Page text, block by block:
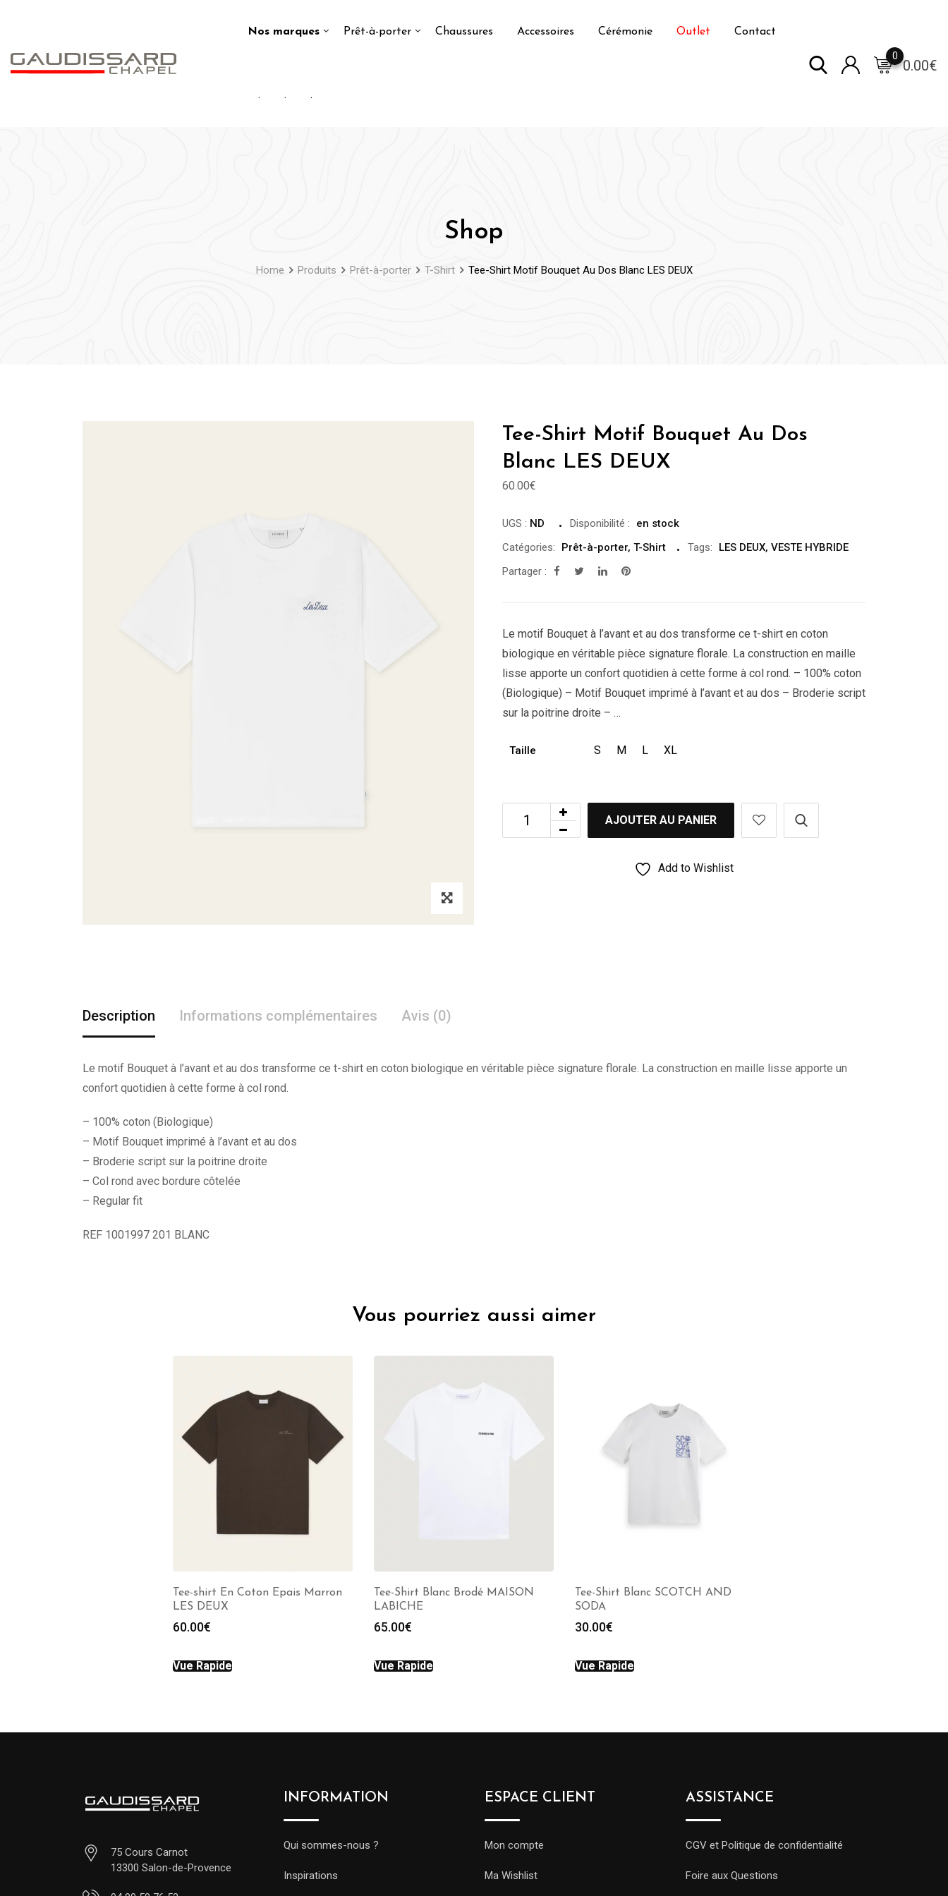
Nos marques Prêt-à-porter Chaussures Accessoires Cérémonie Outlet Contact
. . .
0.00€
0
Shop
Home Produits Prêt-à-porter T-Shirt Tee-Shirt Motif Bouquet Au Dos Blanc LES DEUX
Tee-Shirt Motif Bouquet Au Dos
Blanc LES DEUX
60.00€
UGS : ND Disponibilité :
en stock
Catégories:
Prêt-à-porter, T-Shirt Tags: LES DEUX, VESTE HYBRIDE
Partager :
Le motif Bouquet à l’avant et au dos transforme ce t-shirt en coton
biologique en véritable pièce signature florale. La construction en maille
lisse apporte un confort quotidien à cette forme à col rond. – 100% coton
(Biologique) – Motif Bouquet imprimé à l’avant et au dos – Broderie script
sur la poitrine droite – …
Taille S M L XL
AJOUTER AU PANIER
Add to Wishlist
Description Informations complémentaires Avis (0)
Le motif Bouquet à l’avant et au dos transforme ce t-shirt en coton biologique en véritable pièce signature florale. La construction en maille lisse apporte un
confort quotidien à cette forme à col rond.
– 100% coton (Biologique)
– Motif Bouquet imprimé à l’avant et au dos
– Broderie script sur la poitrine droite
– Col rond avec bordure côtelée
– Regular fit
REF 1001997 201 BLANC
Vous pourriez aussi aimer
Tee-shirt En Coton Epais Marron
LES DEUX
60.00€
Vue Rapide
Tee-Shirt Blanc Brodé MAISON
LABICHE
65.00€
Vue Rapide
Tee-Shirt Blanc SCOTCH AND
SODA
30.00€
Vue Rapide
75 Cours Carnot
13300 Salon-de-Provence
INFORMATION
Qui sommes-nous ?
Inspirations
ESPACE CLIENT
Mon compte
Ma Wishlist
ASSISTANCE
CGV et Politique de confidentialité
Foire aux Questions